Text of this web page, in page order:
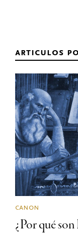
articulos
canon
¿Por qué